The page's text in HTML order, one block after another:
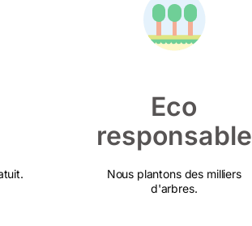
Eco
responsable
Nous plantons des milliers
d'arbres.